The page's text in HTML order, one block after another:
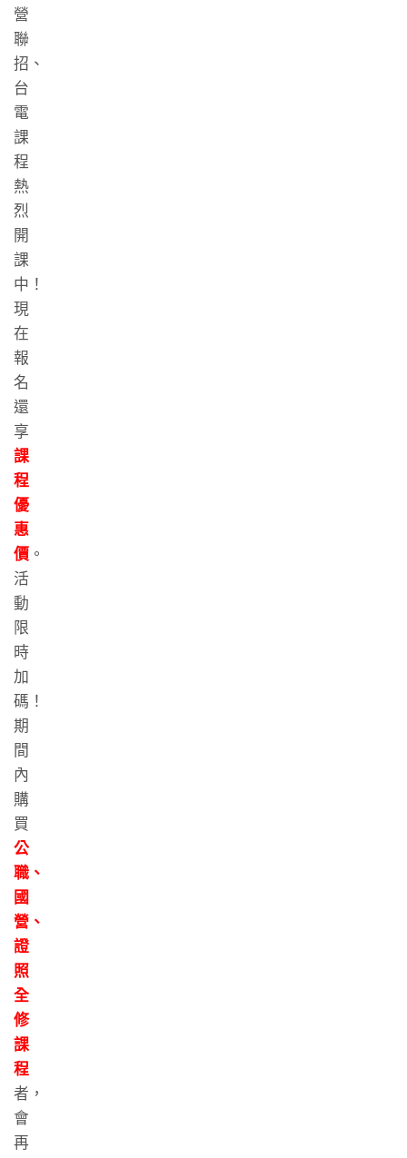
營
聯
招、
台
電
課
程
熱
烈
開
課
中！
現
在
報
名
還
享
課
程
優
惠
價 。
活
動
限
時
加
碼！
期
間
內
購
買
公
職、
國
營、
證
照
全
修
課
程
者，
會
再